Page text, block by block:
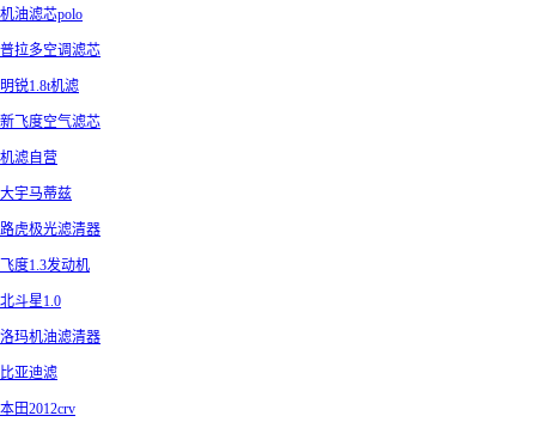
机油滤芯polo
普拉多空调滤芯
明锐1.8t机滤
新飞度空气滤芯
机滤自营
大宇马蒂兹
路虎极光滤清器
飞度1.3发动机
北斗星1.0
洛玛机油滤清器
比亚迪滤
本田2012crv